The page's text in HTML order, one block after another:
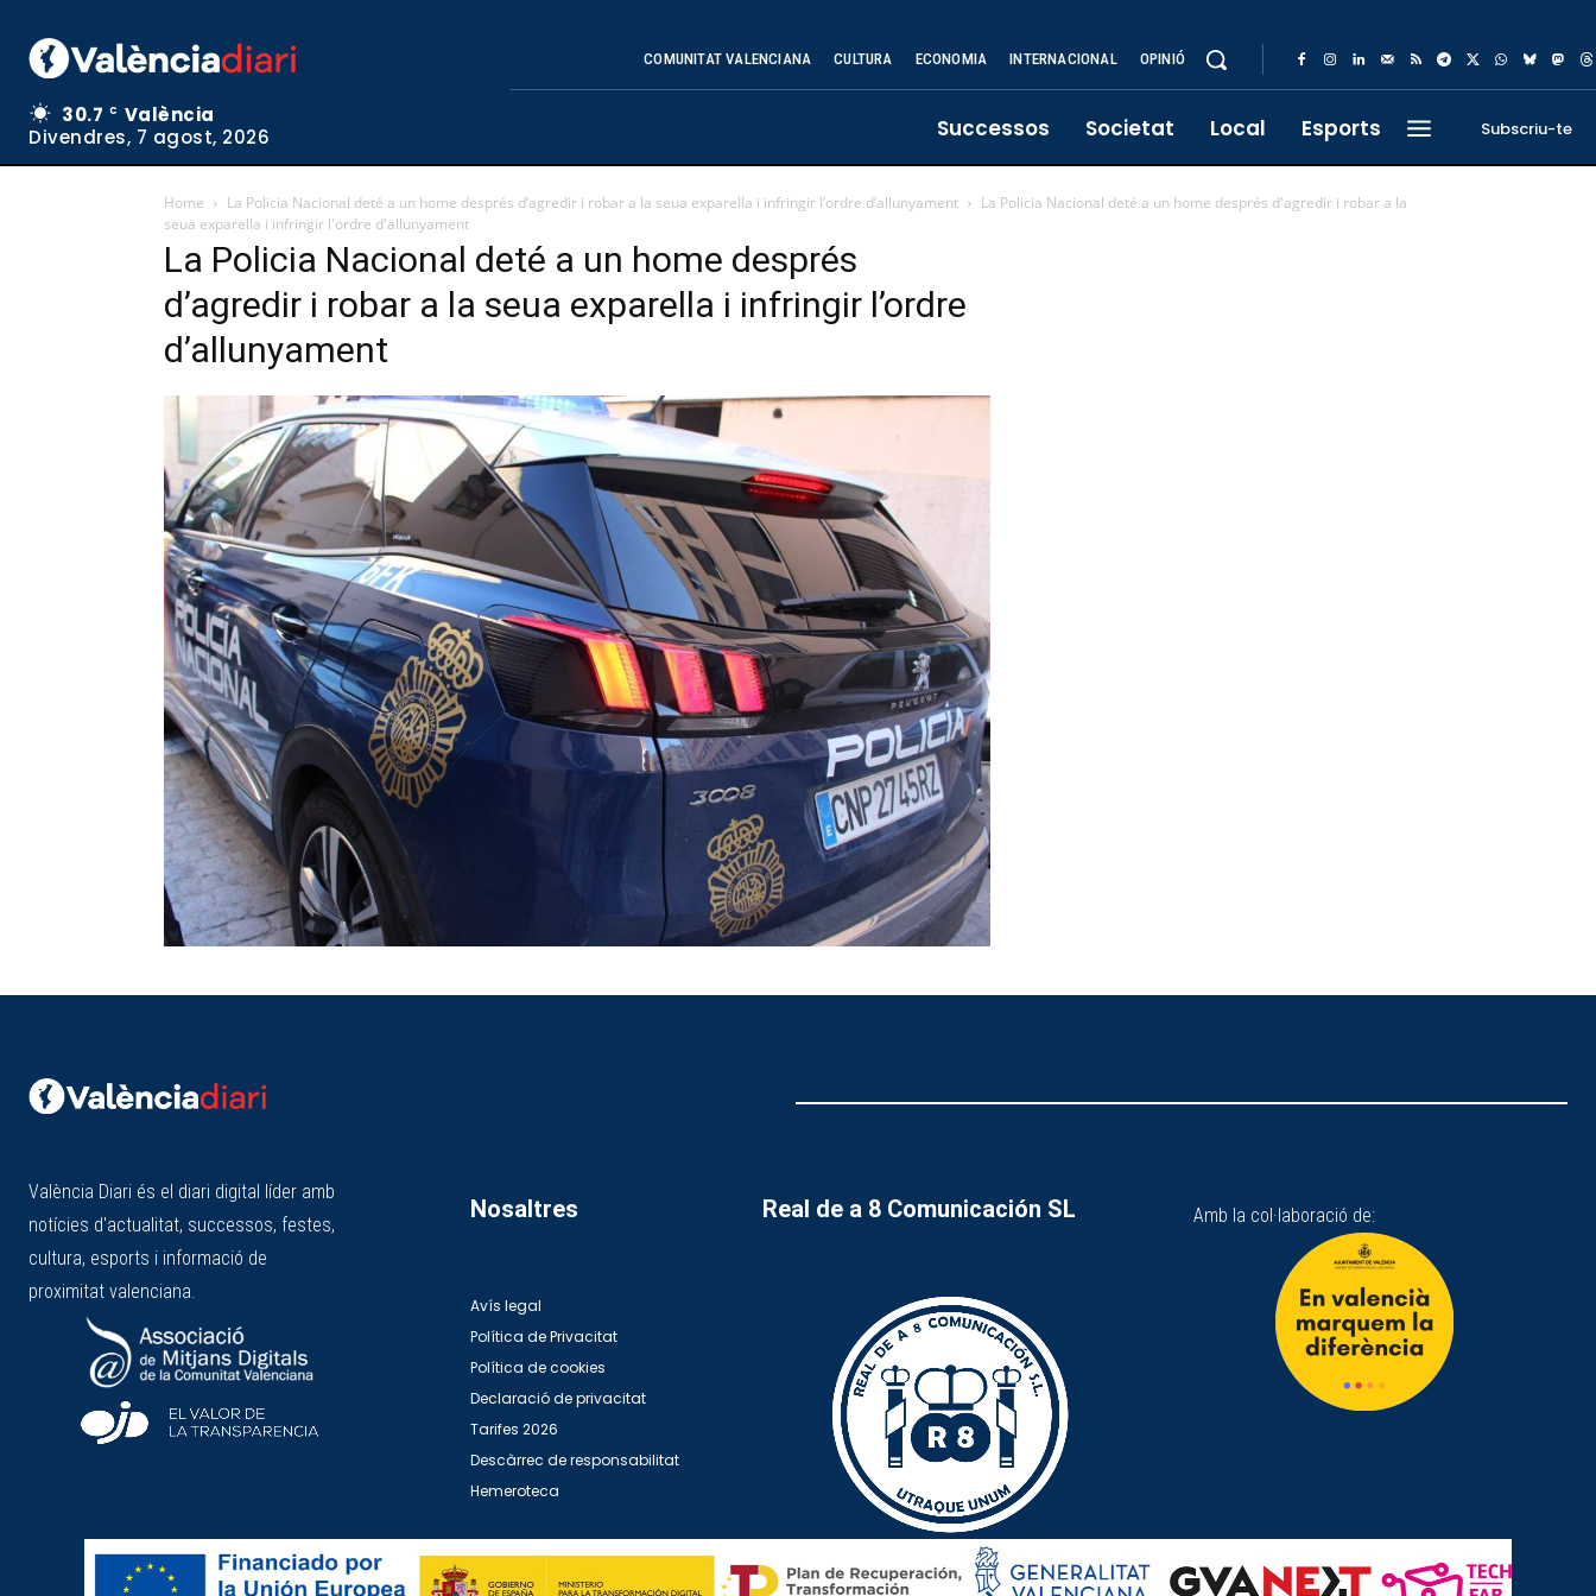
30.7 C
València
Divendres, 7 agost, 2026
COMUNITAT VALENCIANA CULTURA ECONOMIA INTERNACIONAL OPINIÓ
Successos Societat Local Esports Subscriu-te
Home La Policia Nacional deté a un home després d’agredir i robar a la seua exparella i infringir l’ordre d’allunyament
La Policia Nacional deté a un home després d'agredir i robar a la
seua exparella i infringir l'ordre d'allunyament
La Policia Nacional deté a un home després
d’agredir i robar a la seua exparella i infringir l’ordre
d’allunyament
València Diari és el diari digital líder amb
notícies d'actualitat, successos, festes,
cultura, esports i informació de
proximitat valenciana.
Nosaltres
Avís legal
Política de Privacitat
Política de cookies
Declaració de privacitat
Tarifes 2026
Descàrrec de responsabilitat
Hemeroteca
Real de a 8 Comunicación SL Amb la col·laboració de: